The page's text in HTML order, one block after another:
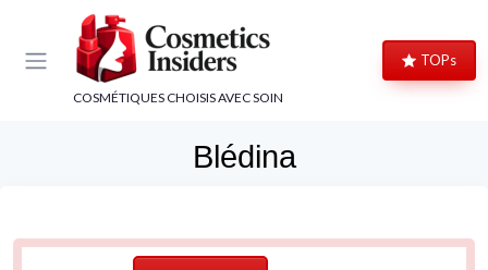
COSMÉTIQUES CHOISIS AVEC SOIN
TOPs
Blédina
Panneau de gestion des cookies